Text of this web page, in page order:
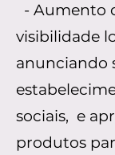
- Aumento
visibilidade
anunciando
sociais, e
produtos